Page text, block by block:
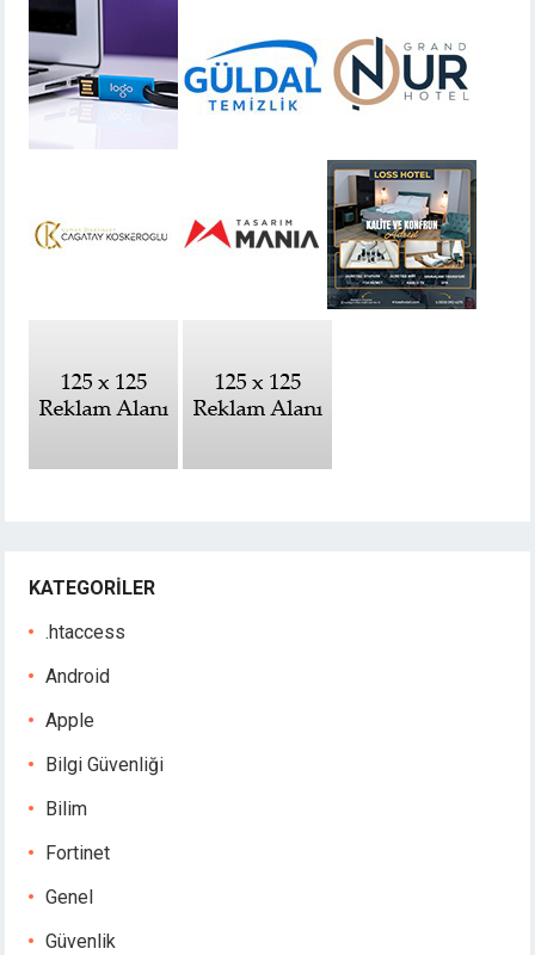
KATEGORILER
.htaccess
Android
Apple
Bilgi Güvenliği
Bilim
Fortinet
Genel
Güvenlik